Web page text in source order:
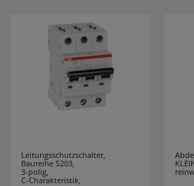
Leitungsschutzschalter,
Baureihe S203,
3-polig,
C-Charakteristik,